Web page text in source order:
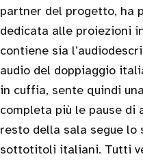
partner del progetto, ha
dedicata alle proiezioni
contiene sia
audio del doppiaggio
in cuffia, sente quindi
completa più le pause di
resto della sala segue lo
sottotitoli italiani. Tutti